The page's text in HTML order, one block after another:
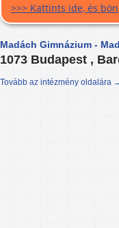
>>> Kattints ide, és
Madách Gimnázium -
1073 Budapest ,
Tovább az intézmény oldalára